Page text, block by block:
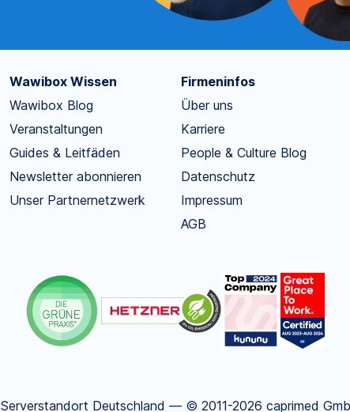
Wawibox Wissen
Wawibox Blog
Veranstaltungen
Guides & Leitfäden
Newsletter abonnieren
Unser Partnernetzwerk
Firmeninfos
Über uns
Karriere
People & Culture Blog
Datenschutz
Impressum
AGB
Serverstandort Deutschland — © 2011-2026 caprimed